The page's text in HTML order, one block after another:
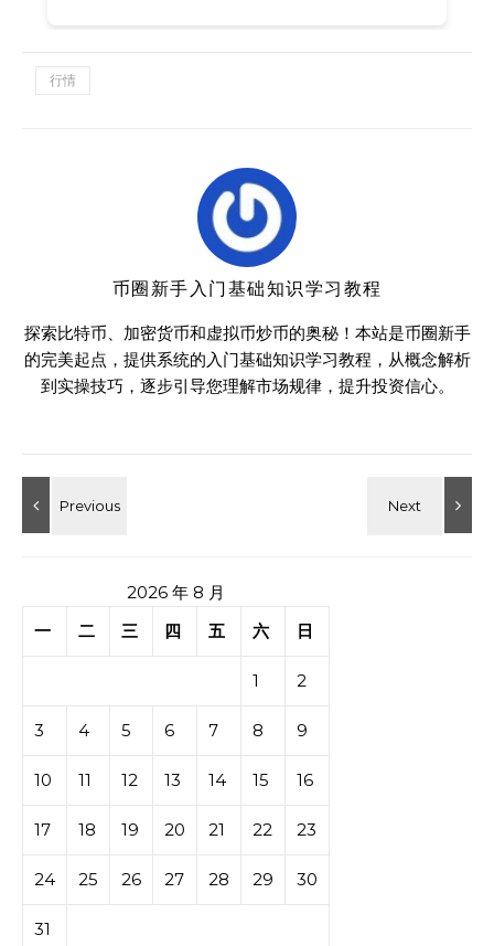
行情
币圈新手入门基础知识学习教程
探索比特币、加密货币和虚拟币炒币的奥秘！本站是币圈新手
的完美起点，提供系统的入门基础知识学习教程，从概念解析
到实操技巧，逐步引导您理解市场规律，提升投资信心。
2026 年 8 月
一
二 三 四 五 六 日
1 2
3 4 5 6 7 8 9
10 11 12 13 14 15 16
17 18 19 20 21 22 23
24 25 26 27 28 29 30
31